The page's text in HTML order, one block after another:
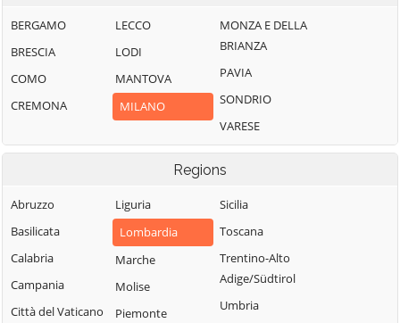
Bernate Ticino
Besate
Binasco
Boffalora sopra
Bollate
Bubbiano
Buccinasco
Buscate
Bussero
Busto Garolfo
Gudo Visconti
Inveruno
Inzago
Lacchiarella
Legnano
Locate di Triulzi
Magenta
Magnago
Marcallo con
Casone
Naviglio
Rodano
Rosate
Rozzano
San Colombano
al Lambro
San Donato
Milanese
San Giorgio su
Legnano
San Giuliano
BERGAMO
BRESCIA
COMO
CREMONA
LECCO
LODI
MANTOVA
MILANO
MONZA E DELLA
BRIANZA
PAVIA
SONDRIO
VARESE
Regions
Abruzzo
Basilicata
Calabria
Campania
Città del Vaticano
Liguria
Lombardia
Marche
Molise
Piemonte
Sicilia
Toscana
Trentino-Alto
Adige/Südtirol
Umbria